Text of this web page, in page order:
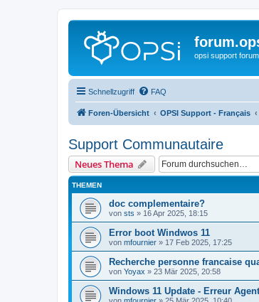
opsi support forum
Schnellzugriff FAQ
Foren-Übersicht OPSI Support - Français
Support Communautaire
Neues Thema
THEMEN
doc complementaire?
von sts » 16 Apr 2025, 18:15
Error boot Windwos 11
von mfournier » 17 Feb 2025, 17:25
Recherche personne francaise
von Yoyax » 23 Mär 2025, 20:58
Windows 11 Update - Erreur
von mfournier » 25 Mär 2025, 10:40